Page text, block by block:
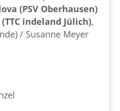
(PSV Oberhausen)
indeland Jülich),
/ Susanne Meyer